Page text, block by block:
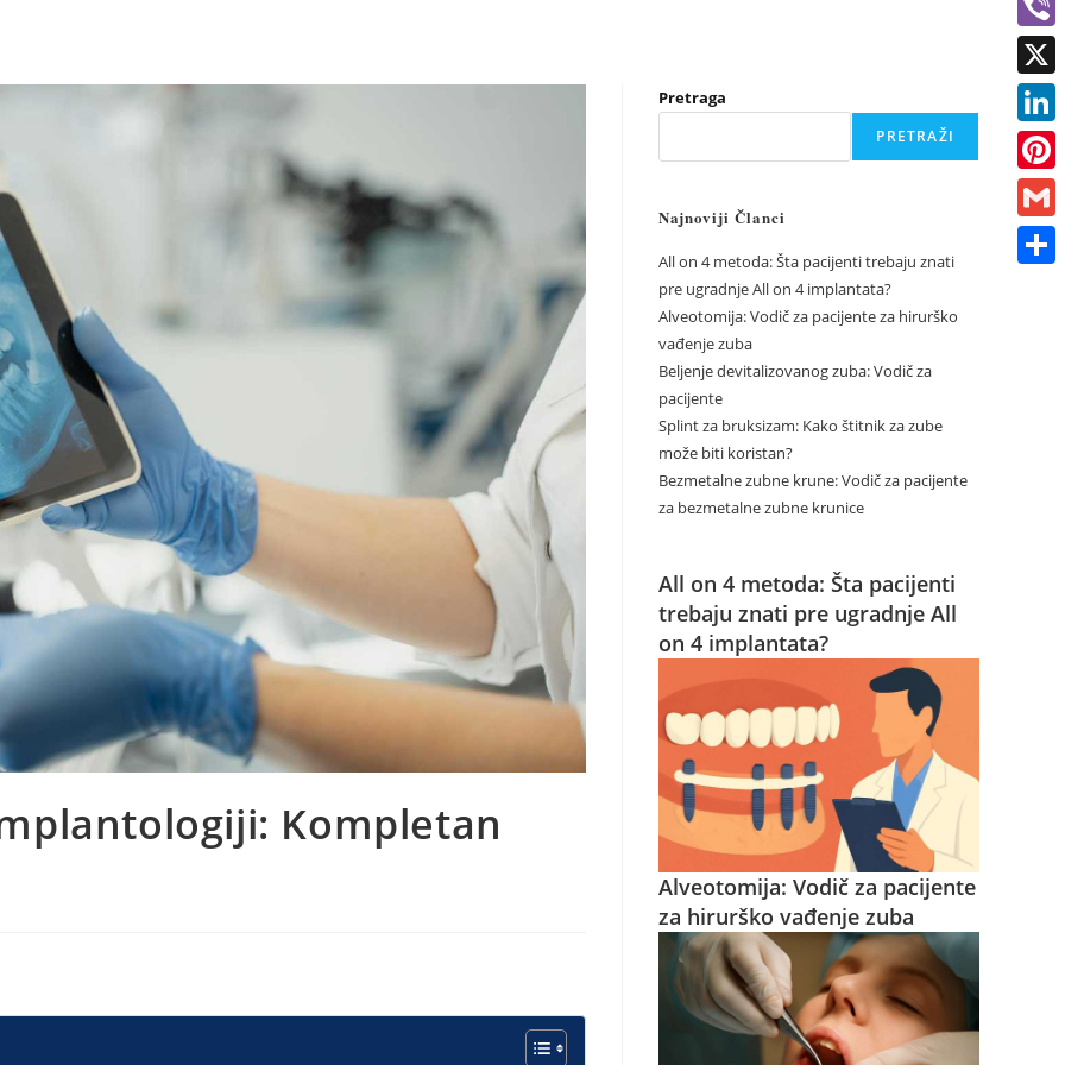
Kompletan
Pretraga
PRETRAŽI
Najnoviji Članci
All on 4 metoda: Šta pacijenti trebaju znati
pre ugradnje All on 4 implantata?
Alveotomija: Vodič za pacijente za hirurško
vađenje zuba
Beljenje devitalizovanog zuba: Vodič za
pacijente
Splint za bruksizam: Kako štitnik za zube
može biti koristan?
Bezmetalne zubne krune: Vodič za pacijente
za bezmetalne zubne krunice
All on 4 metoda: Šta pacijenti
trebaju znati pre ugradnje All
on 4 implantata?
Alveotomija: Vodič za pacijente
za hirurško vađenje zuba
c
e
b
o
o
k
h
a
t
s
A
p
p
V
i
b
e
r
X
L
i
n
k
P
i
n
G
m